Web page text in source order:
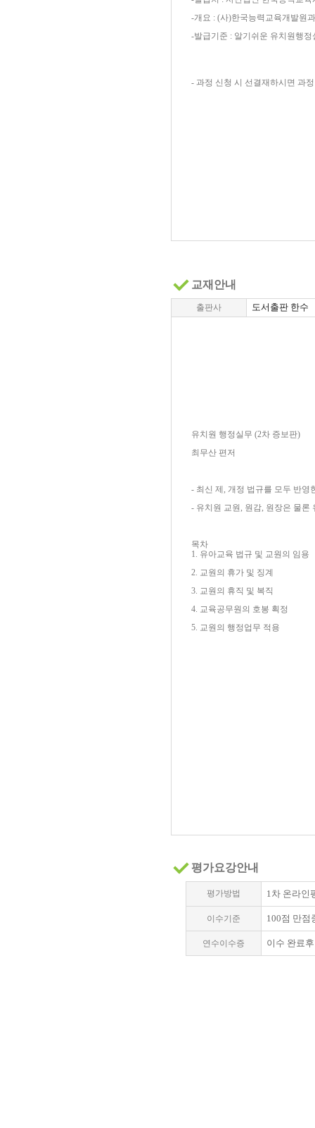
-개요 : (사)한국능력교육개발원
-발급기준 : 알기쉬운 유치원행
- 과정 신청 시 선결재하시면 과
교재안내
출판사 도서출판 한수
유치원 행정실무 (2차 증보판)
최무산 편저
- 최신 제, 개정 법규를 모두 반영
- 유치원 교원, 원감, 원장은 물론
목차
1. 유아교육 법규 및 교원의 임용
2. 교원의 휴가 및 징계
3. 교원의 휴직 및 복직
4. 교육공무원의 호봉 획정
5. 교원의 행정업무 적용
평가요강안내
평가방법 1차 온라인
이수기준 100점 만점
연수이수증 이수 완료